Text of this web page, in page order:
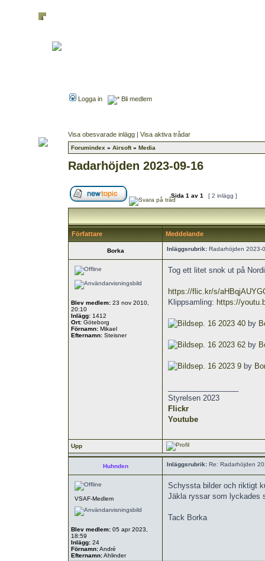
Logga in Bli medlem
Visa obesvarade inlägg | Visa aktiva trådar
Forumindex » Airsoft» Media
Radarhöjden 2023-09-16
Sida 1 av 1 [ 2 inlägg ]
Författare Meddelande
Borka Inläggsrubrik: Radarhöjden 2023-
Blev medlem: 23 nov 2010,
20:10
Inlägg: 1412
Ort: Göteborg
Förnamn: Mikael
Efternamn: Steisner
Tog ett litet snok ut på
https://flic.kr/s/
Klippsamling: https://
sep. 16 2023 40 by
sep. 16 2023 62 by
sep. 16 2023 9 by
Styrelsen 2023
Flickr
Youtube
Upp
Huhnden Inläggsrubrik: Re: Radarhöjden
VSAF-Medlem
Blev medlem: 05 apr 2023,
18:59
Inlägg: 24
Förnamn:André
Efternamn:Ahlinder
Schyssta bilder och riktigt
Jäkla ryssar som lyckades
Tack Borka